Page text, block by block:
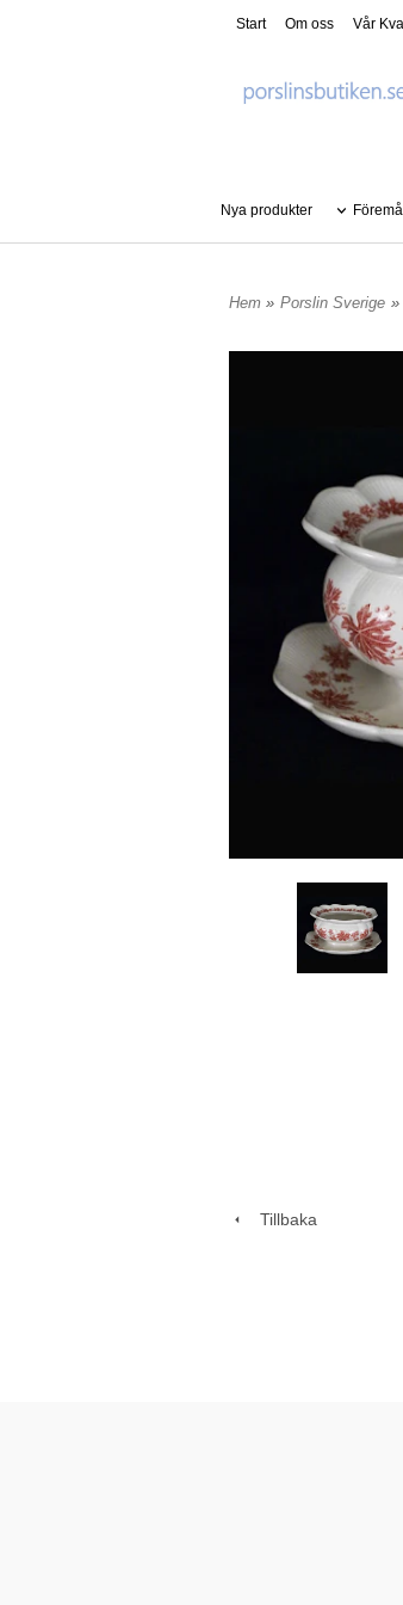
Start Om oss Vår
Nya produkter Föremål
Hem » Porslin Sverige »
Tillbaka